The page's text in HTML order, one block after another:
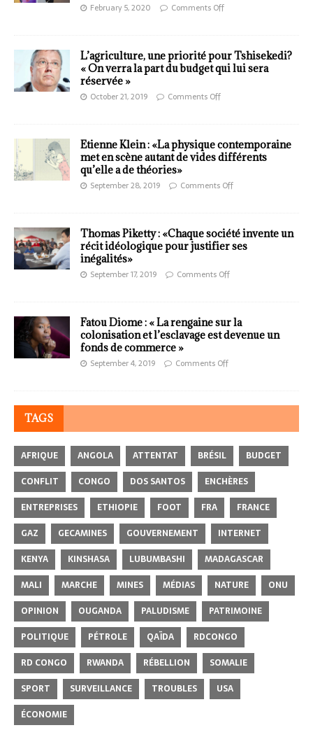
February 5, 2020 Comments Off
L’agriculture, une priorité pour Tshisekedi?
« On verra la part du budget qui lui sera
réservée »
October 21, 2019 Comments Off
Etienne Klein : «La physique contemporaine
met en scène autant de vides différents
qu’elle a de théories»
September 28, 2019 Comments Off
Thomas Piketty : «Chaque société invente un
récit idéologique pour justifier ses
inégalités»
September 17, 2019 Comments Off
Fatou Diome : « La rengaine sur la
colonisation et l’esclavage est devenue un
fonds de commerce »
September 4, 2019 Comments Off
TAGS
AFRIQUE ANGOLA ATTENTAT BRÉSIL
BUDGET
CONFLIT
CONGO DOS SANTOS
ENCHÈRES
ENTREPRISES
ETHIOPIE FOOT FRA
FRANCE
GAZ
GECAMINES GOUVERNEMENT
INTERNET
KENYA
KINSHASA LUBUMBASHI
MADAGASCAR
MALI
MARCHE MINES MÉDIAS NATURE
ONU
OPINION
OUGANDA PALUDISME
PATRIMOINE
POLITIQUE
PÉTROLE QAÏDA
RDCONGO
RD CONGO
RWANDA RÉBELLION
SOMALIE
SPORT
SURVEILLANCE TROUBLES
USA
ÉCONOMIE